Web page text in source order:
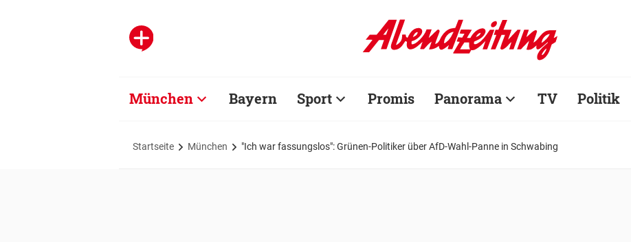
München Bayern Sport Promis Panorama TV Politik
Startseite München "Ich war fassungslos": Grünen-Politiker über AfD-Wahl-Panne in Schwabing